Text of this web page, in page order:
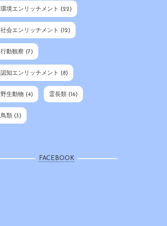
環境エンリッチメント (22)
社会エンリッチメント (12)
行動観察 (7)
認知エンリッチメント (8)
野生動物 (4) 霊長類 (16)
鳥類 (3)
FACEBOOK